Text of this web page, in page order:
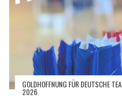
GOLDHOFFNUNG FÜR DEUTSCHE
2026